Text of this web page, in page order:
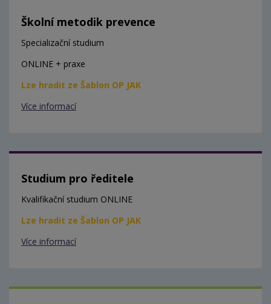
Školní metodik prevence
Specializační studium
ONLINE + praxe
Lze hradit ze Šablon OP JAK
Více informací
Studium pro ředitele
Kvalifikační studium ONLINE
Lze hradit ze Šablon OP JAK
Více informací